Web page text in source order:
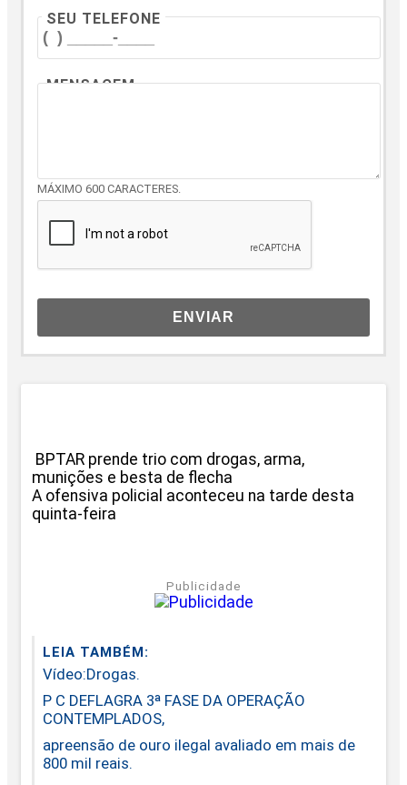
SEU TELEFONE
MENSAGEM
MÁXIMO 600 CARACTERES.
ENVIAR
BPTAR prende trio com drogas, arma,
munições e besta de flecha
A ofensiva policial aconteceu na tarde desta
quinta-feira
Publicidade
LEIA TAMBÉM:
Vídeo:Drogas.
P C DEFLAGRA 3ª FASE DA OPERAÇÃO
CONTEMPLADOS,
apreensão de ouro ilegal avaliado em mais de
800 mil reais.